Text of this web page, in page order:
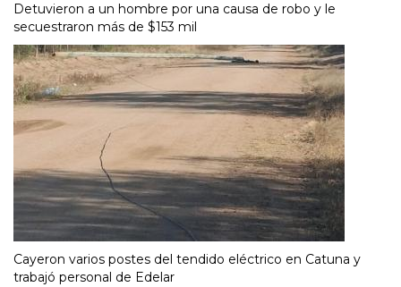
Detuvieron a un hombre por una causa de robo y le
secuestraron más de $153 mil
Cayeron varios postes del tendido eléctrico en Catuna y
trabajó personal de Edelar